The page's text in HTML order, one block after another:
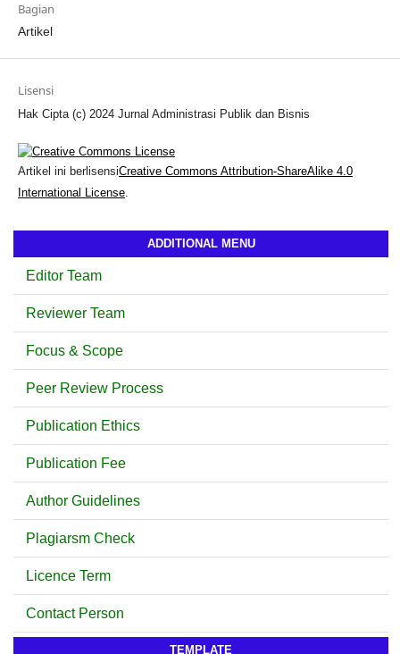
Bagian
Artikel
Lisensi
Hak Cipta (c) 2024 Jurnal Administrasi Publik dan Bisnis
Artikel ini berlisensiCreative Commons Attribution-ShareAlike 4.0
International License.
ADDITIONAL MENU
Editor Team
Reviewer Team
Focus & Scope
Peer Review Process
Publication Ethics
Publication Fee
Author Guidelines
Plagiarsm Check
Licence Term
Contact Person
TEMPLATE